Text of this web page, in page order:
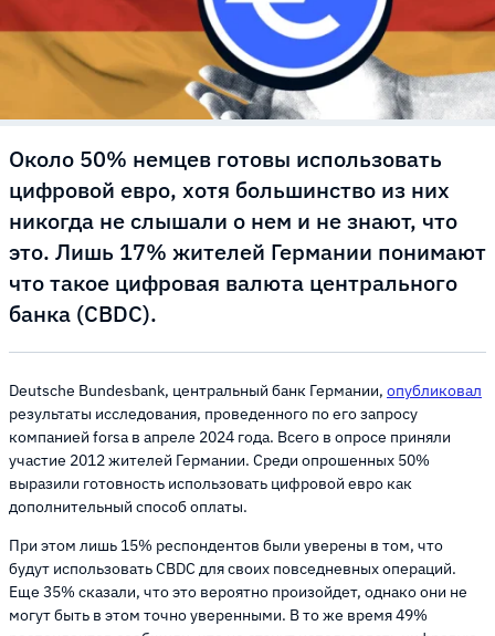
Около 50% немцев готовы использовать
цифровой евро, хотя большинство из них
никогда не слышали о нем и не знают, что
это. Лишь 17% жителей Германии понимают
что такое цифровая валюта центрального
банка (CBDC).
Deutsche Bundesbank, центральный банк Германии, опубликовал
результаты исследования, проведенного по его запросу
компанией forsa в апреле 2024 года. Всего в опросе приняли
участие 2012 жителей Германии. Среди опрошенных 50%
выразили готовность использовать цифровой евро как
дополнительный способ оплаты.
При этом лишь 15% респондентов были уверены в том, что
будут использовать CBDC для своих повседневных операций.
Еще 35% сказали, что это вероятно произойдет, однако они не
могут быть в этом точно уверенными. В то же время 49%